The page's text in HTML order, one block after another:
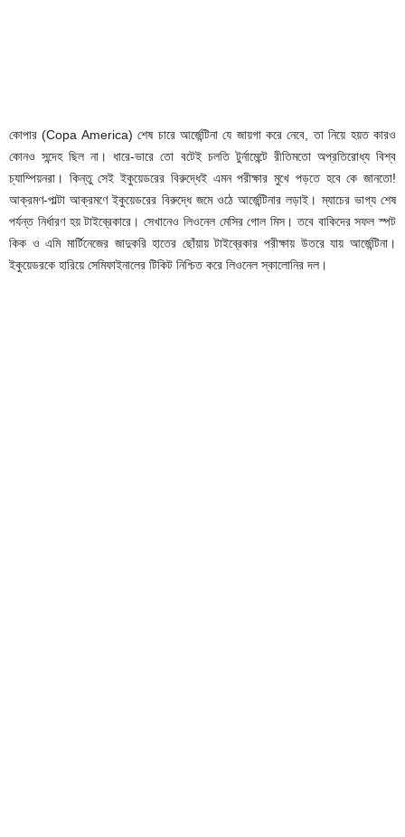
কোপার (Copa America) শেষ চারে আর্জেন্টিনা যে জায়গা করে নেবে, তা নিয়ে হয়ত কারও
কোনও সন্দেহ ছিল না। ধারে-ভারে তো বটেই চলতি টুর্নামেন্টে রীতিমতো অপ্রতিরোধ্য বিশ্ব
চ্যাম্পিয়নরা। কিন্তু সেই ইকুয়েডরের বিরুদ্ধেই এমন পরীক্ষার মুখে পড়তে হবে কে জানতো!
আক্রমণ-পাল্টা আক্রমণে ইকুয়েডরের বিরুদ্ধে জমে ওঠে আর্জেন্টিনার লড়াই। ম্যাচের ভাগ্য শেষ
পর্যন্ত নির্ধারণ হয় টাইব্রেকারে। সেখানেও লিওনেল মেসির গোল মিস। তবে বাকিদের সফল স্পট
কিক ও এমি মার্টিনেজের জাদুকরি হাতের ছোঁয়ায় টাইব্রেকার পরীক্ষায় উতরে যায় আর্জেন্টিনা।
ইকুয়েডরকে হারিয়ে সেমিফাইনালের টিকিট নিশ্চিত করে লিওনেল স্কালোনির দল।